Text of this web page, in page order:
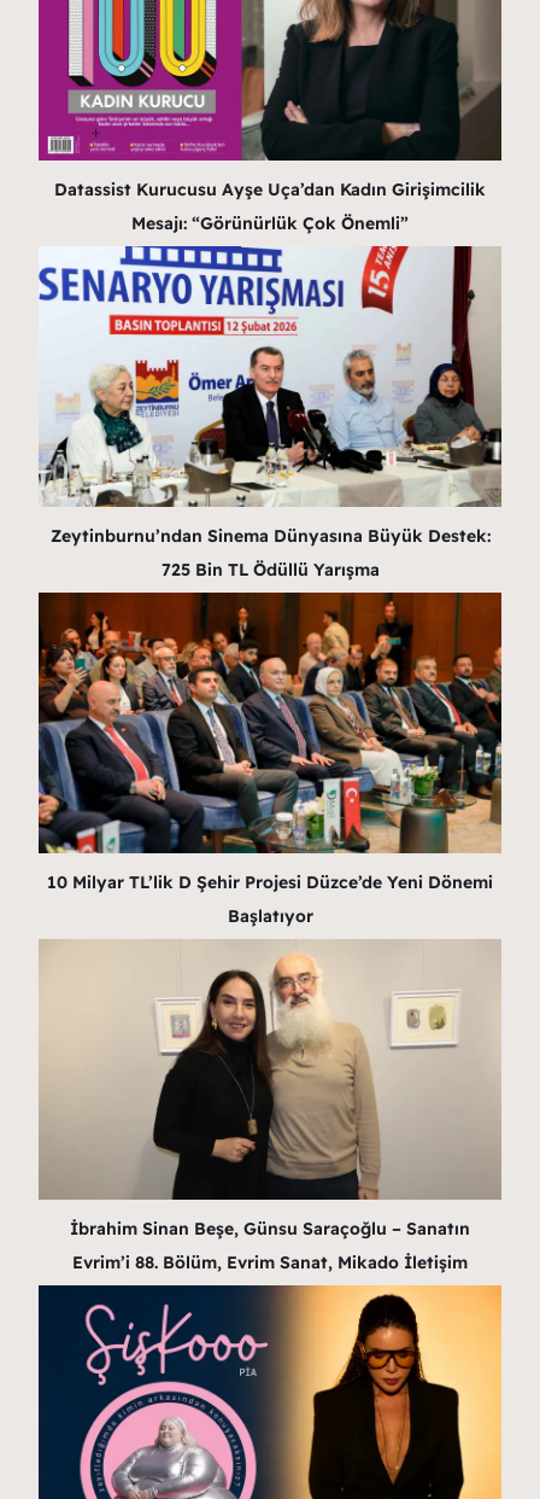
Datassist Kurucusu Ayşe Uça’dan Kadın Girişimcilik
Mesajı: “Görünürlük Çok Önemli”
Zeytinburnu’ndan Sinema Dünyasına Büyük Destek:
725 Bin TL Ödüllü Yarışma
10 Milyar TL’lik D Şehir Projesi Düzce’de Yeni Dönemi
Başlatıyor
İbrahim Sinan Beşe, Günsu Saraçoğlu – Sanatın
Evrim’i 88. Bölüm, Evrim Sanat, Mikado İletişim